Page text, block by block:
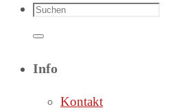
Suchen
nach:
Suchen
Info
Kontakt